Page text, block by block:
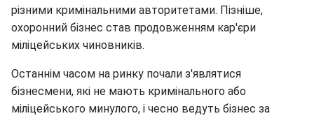
різними кримінальними авторитетами. Пізніше,
охоронний бізнес став продовженням кар'єри
міліцейських чиновників.
Останнім часом на ринку почали з'являтися
бізнесмени, які не мають кримінального або
міліцейського минулого, і чесно ведуть бізнес за